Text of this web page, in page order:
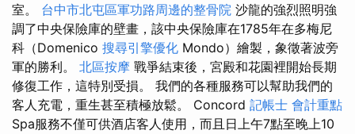
室。 台中市北屯區軍功路周邊的整骨院 沙龍的強烈照明強
調了中央保險庫的壁畫，該中央保險庫在1785年在多梅尼
科（Domenico 搜尋引擎優化 Mondo）繪製，象徵著波旁
軍的勝利。 北區按摩 戰爭結束後，宮殿和花園裡開始長期
修復工作，這特別受損。 我們的各種服務可以幫助我們的
客人充電，重生甚至積極放鬆。 Concord 記帳士 會計重點
Spa服務不僅可供酒店客人使用，而且日上午7點至晚上10